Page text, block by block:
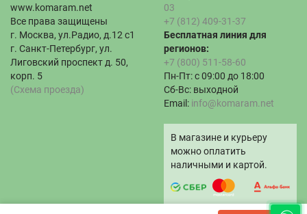
www.komaram.net
Все права защищены
г. Москва, ул.Радио, д.12 с1
г. Санкт-Петербург, ул.
Лиговский проспект д. 50,
корп. 5
(Схема проезда)
03
+7 (812) 409-31-37
Бесплатная линия для
регионов:
+7 (800) 511-58-60
Пн-Пт: с 09:00 до 18:00
Сб-Вс: выходной
Email: info@komaram.net
В магазине и курьеру
можно оплатить
наличными и картой.